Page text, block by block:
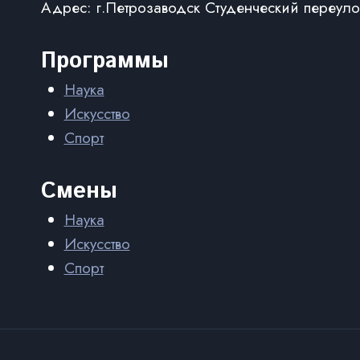
Адрес: г.Петрозаводск Студенческий
Программы
Наука
Искусство
Спорт
Смены
Наука
Искусство
Спорт